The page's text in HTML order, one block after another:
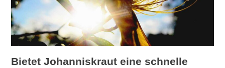
Bietet Johanniskraut eine schnelle